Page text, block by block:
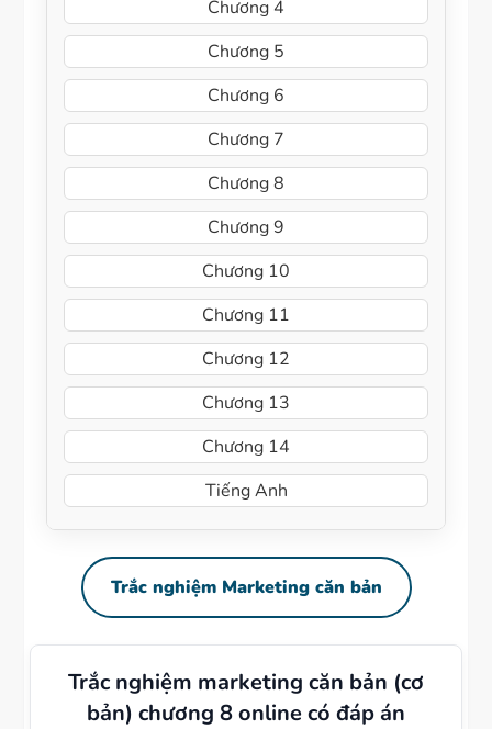
Chương 4
Chương 5
Chương 6
Chương 7
Chương 8
Chương 9
Chương 10
Chương 11
Chương 12
Chương 13
Chương 14
Tiếng Anh
Trắc nghiệm Marketing căn bản
Trắc nghiệm marketing căn bản (cơ
bản) chương 8 online có đáp án